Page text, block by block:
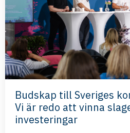
Budskap till Sveriges
Vi är redo att vinna
investeringar